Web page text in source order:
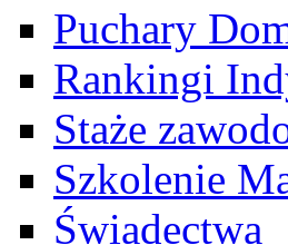
Puchary
Rankingi
Staże
Szkolenie
Świadectwa